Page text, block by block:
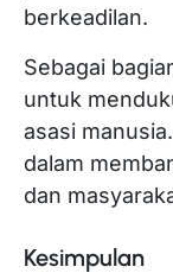
berkeadilan.
Sebagai
untuk
asasi
dalam
dan
Kesimpulan